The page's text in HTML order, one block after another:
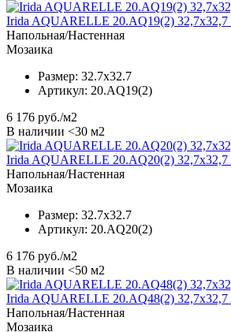
Irida AQUARELLE 20.AQ19(2) 32,7x32,7
Напольная/Настенная
Мозаика
Размер: 32.7x32.7
Артикул: 20.AQ19(2)
6 176 руб./м2
В наличии <30 м2
Irida AQUARELLE 20.AQ20(2) 32,7x32,7
Напольная/Настенная
Мозаика
Размер: 32.7x32.7
Артикул: 20.AQ20(2)
6 176 руб./м2
В наличии <50 м2
Irida AQUARELLE 20.AQ48(2) 32,7x32,7
Напольная/Настенная
Мозаика